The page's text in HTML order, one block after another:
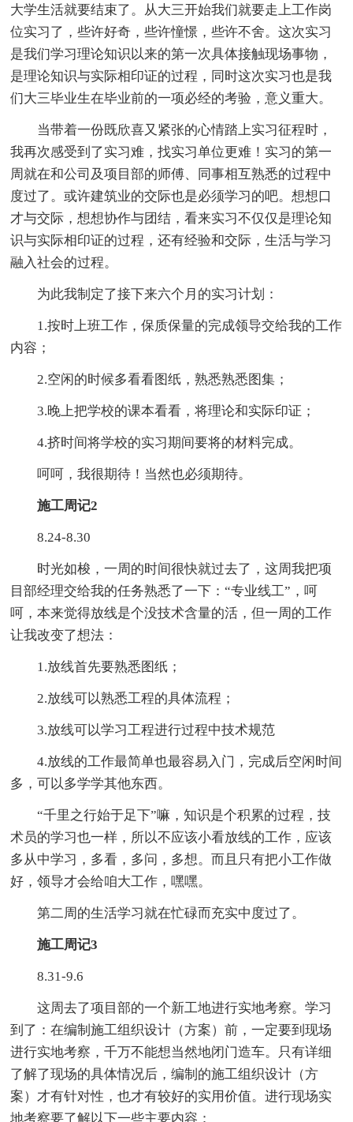
大学生活就要结束了。从大三开始我们就要走上工作岗
位实习了，些许好奇，些许憧憬，些许不舍。这次实习
是我们学习理论知识以来的第一次具体接触现场事物，
是理论知识与实际相印证的过程，同时这次实习也是我
们大三毕业生在毕业前的一项必经的考验，意义重大。
当带着一份既欣喜又紧张的心情踏上实习征程时，
我再次感受到了实习难，找实习单位更难！实习的第一
周就在和公司及项目部的师傅、同事相互熟悉的过程中
度过了。或许建筑业的交际也是必须学习的吧。想想口
才与交际，想想协作与团结，看来实习不仅仅是理论知
识与实际相印证的过程，还有经验和交际，生活与学习
融入社会的过程。
为此我制定了接下来六个月的实习计划：
1.按时上班工作，保质保量的完成领导交给我的工作
内容；
2.空闲的时候多看看图纸，熟悉熟悉图集；
3.晚上把学校的课本看看，将理论和实际印证；
4.挤时间将学校的实习期间要将的材料完成。
呵呵，我很期待！当然也必须期待。
施工周记2
8.24-8.30
时光如梭，一周的时间很快就过去了，这周我把项
目部经理交给我的任务熟悉了一下：“专业线工”，呵
呵，本来觉得放线是个没技术含量的活，但一周的工作
让我改变了想法：
1.放线首先要熟悉图纸；
2.放线可以熟悉工程的具体流程；
3.放线可以学习工程进行过程中技术规范
4.放线的工作最简单也最容易入门，完成后空闲时间
多，可以多学学其他东西。
“千里之行始于足下”嘛，知识是个积累的过程，技
术员的学习也一样，所以不应该小看放线的工作，应该
多从中学习，多看，多问，多想。而且只有把小工作做
好，领导才会给咱大工作，嘿嘿。
第二周的生活学习就在忙碌而充实中度过了。
施工周记3
8.31-9.6
这周去了项目部的一个新工地进行实地考察。学习
到了：在编制施工组织设计（方案）前，一定要到现场
进行实地考察，千万不能想当然地闭门造车。只有详细
了解了现场的具体情况后，编制的施工组织设计（方
案）才有针对性，也才有较好的实用价值。进行现场实
地考察要了解以下一些主要内容：